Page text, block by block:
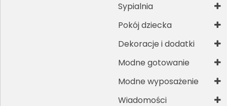
Sypialnia
Pokój dziecka
Dekoracje i dodatki
Modne gotowanie
Modne wyposażenie
Wiadomości